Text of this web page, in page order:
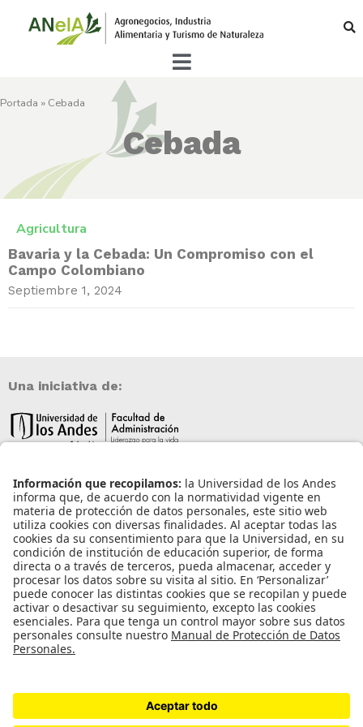
Portada » Cebada
Cebada
Agricultura
Bavaria y la Cebada: Un Compromiso con el
Campo Colombiano
Septiembre 1, 2024
Una iniciativa de:
Información de contacto
info@aneia.edu.co
Bogotá, Colombia
Enlaces de interés
Iniciar sesión
Política de tratamiento de datos personales
Contacto
Universidad de los Andes | Vigilada Mineducación
Reconocimiento como Universidad: Decreto 1297 del 30 de mayo de 1964.
Reconocimiento personería jurídica: Resolución 28 del 23 de febrero de 1949